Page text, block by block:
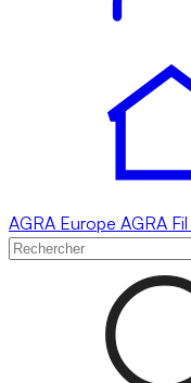
AGRA Europe AGRA Fil